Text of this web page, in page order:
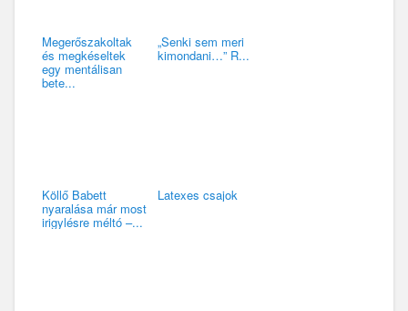
Megerőszakoltak
és megkéseltek
egy mentálisan
bete...
„Senki sem meri
kimondani…” R...
Köllő Babett
nyaralása már most
irigylésre méltó –...
Latexes csajok